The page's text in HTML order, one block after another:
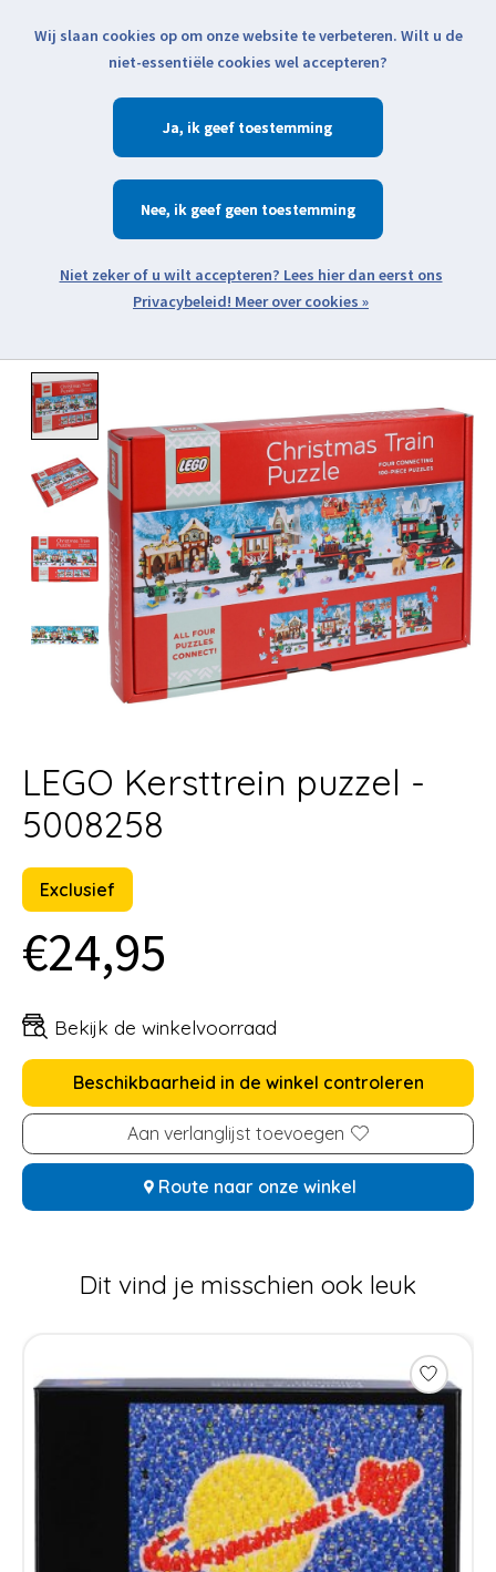
Klik voor actuele verzendinformatie...
Verlanglijst
Zoeken
Open webshop menu
LEGO Kersttrein puzzel -
5008258
Exclusief
€24,95
Bekijk de winkelvoorraad
Beschikbaarheid in de winkel controleren
Aan verlanglijst toevoegen
Route naar onze winkel
Dit vind je misschien ook leuk
Wij slaan cookies op om onze website te verbeteren. Wilt u de
niet-essentiële cookies wel accepteren?
Ja
Nee
Meer over cookies »